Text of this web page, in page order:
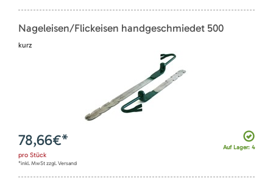
Nageleisen/Flickeisen handgeschmiedet 500
kurz
Auf Lager: 4
78,66€*
pro Stück
*inkl. MwSt zzgl. Versand